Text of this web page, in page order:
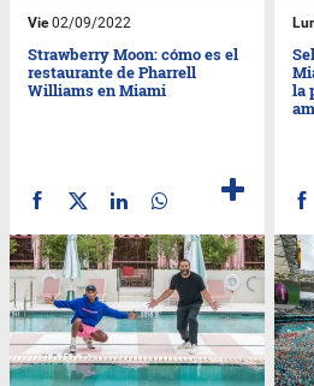
Vie02/09/2022
Strawberry Moon: cómo es el
restaurante de Pharrell
Williams en Miami
la